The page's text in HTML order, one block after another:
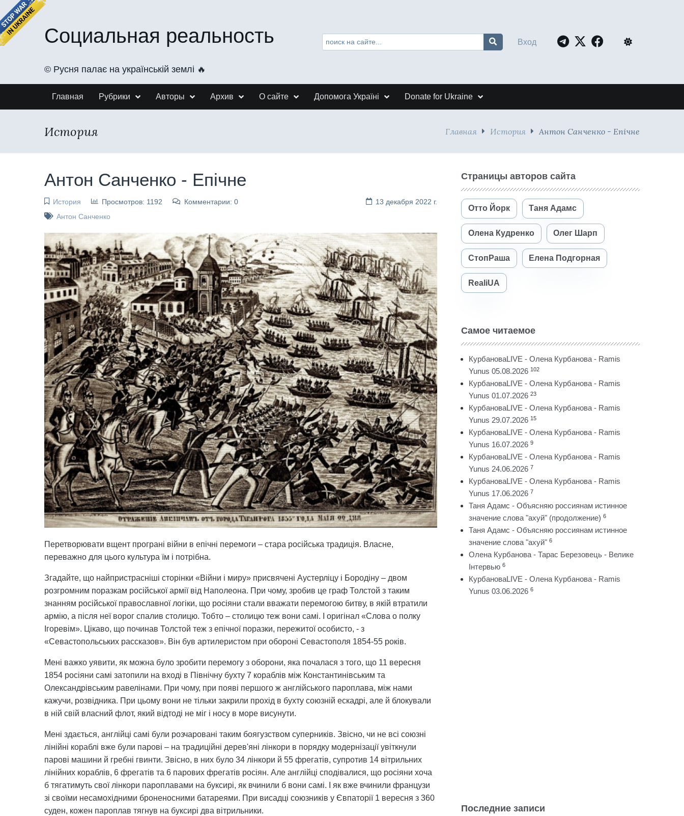
Социальная реальность
©️ Русня палає на українській землі 🔥
Вход
Главная Рубрики Авторы Архив О сайте Допомога Україні Donate for Ukraine
История Главная История Антон Санченко - Епічне
Антон Санченко - Епічне
История Просмотров: 1192 Комментарии: 0
13 декабря 2022 г.
Антон Санченко
Перетворювати вщент програні війни в епічні перемоги – стара російська традиція. Власне,
переважно для цього культура їм і потрібна.
Згадайте, що найпристрасніші сторінки «Війни і миру» присвячені Аустерліцу і Бородіну – двом
розгромним поразкам російської армії від Наполеона. При чому, зробив це граф Толстой з таким
знанням російської православної логіки, що росіяни стали вважати перемогою битву, в якій втратили
армію, а після неї ворог спалив столицю. Тобто – столицю теж вони самі. І оригінал «Слова о полку
Ігоревім». Цікаво, що починав Толстой теж з епічної поразки, пережитої особисто, - з
«Севастопольських рассказов». Він був артилеристом при обороні Севастополя 1854-55 років.
Мені важко уявити, як можна було зробити перемогу з оборони, яка почалася з того, що 11 вересня
1854 росіяни самі затопили на вході в Північну бухту 7 кораблів між Константинівським та
Олександрівським равелінами. При чому, при появі першого ж англійського пароплава, між нами
кажучи, розвідника. При цьому вони не тільки закрили прохід в бухту союзній ескадрі, але й блокували
в ній свій власний флот, який відтоді не міг і носу в море висунути.
Мені здається, англійці самі були розчаровані таким боягузством суперників. Звісно, чи не всі союзні
лінійні кораблі вже були парові – на традиційні дерев'яні лінкори в порядку модернізації увіткнули
парові машини й гребні гвинти. Звісно, в них було 34 лінкори й 55 фрегатів, супротив 14 вітрильних
лінійних кораблів, 6 фрегатів та 6 парових фрегатів росіян. Але англійці сподівалися, що росіяни хоча
б тягатимуть свої лінкори пароплавами на буксирі, як вчинили б вони самі. І як вже вчинили французи
зі своїми несамохідними броненосними батареями. При висадці союзників у Євпаторії 1 вересня з 360
суден, кожен пароплав тягнув на буксирі два вітрильники.
Страницы авторов сайта
Отто Йорк Таня Адамс
Олена Кудренко Олег Шарп
СтопРаша Елена Подгорная
RealiUA
Самое читаемое
КурбановаLIVE - Олена Курбанова - Ramis
Yunus 05.08.2026 102
КурбановаLIVE - Олена Курбанова - Ramis
Yunus 01.07.2026 23
КурбановаLIVE - Олена Курбанова - Ramis
Yunus 29.07.2026 15
КурбановаLIVE - Олена Курбанова - Ramis
Yunus 16.07.2026 9
КурбановаLIVE - Олена Курбанова - Ramis
Yunus 24.06.2026 7
КурбановаLIVE - Олена Курбанова - Ramis
Yunus 17.06.2026 7
Таня Адамс - Объясняю россиянам истинное
значение слова "ахуй" (продолжение) 6
Таня Адамс - Объясняю россиянам истинное
значение слова "ахуй" 6
Олена Курбанова - Тарас Березовець - Велике
Інтервью 6
КурбановаLIVE - Олена Курбанова - Ramis
Yunus 03.06.2026 6
Последние записи